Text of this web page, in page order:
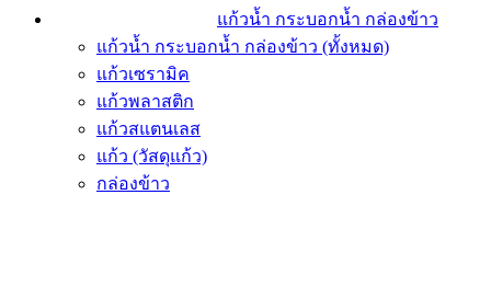
แก้วน้ำ กระบอกน้ำ กล่องข้าว
แก้วน้ำ กระบอกน้ำ กล่องข้าว (ทั้งหมด)
แก้วเซรามิค
แก้วพลาสติก
แก้วสแตนเลส
แก้ว (วัสดุแก้ว)
กล่องข้าว